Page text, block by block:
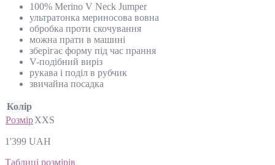
100% Merino V Neck Jumper
ультратонка мериносова вовна
обробка проти скочування
можна прати в машині
зберігає форму під час прання
V-подібний виріз
рукава і поділ в рубчик
звичайна посадка
Колір
РозмірXXS
1'399 UAH
Таблиці розмірів